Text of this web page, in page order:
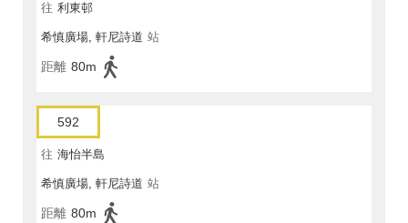
往 利東邨
希慎廣場, 軒尼詩道 站
距離 80m
592
往 海怡半島
希慎廣場, 軒尼詩道 站
距離 80m